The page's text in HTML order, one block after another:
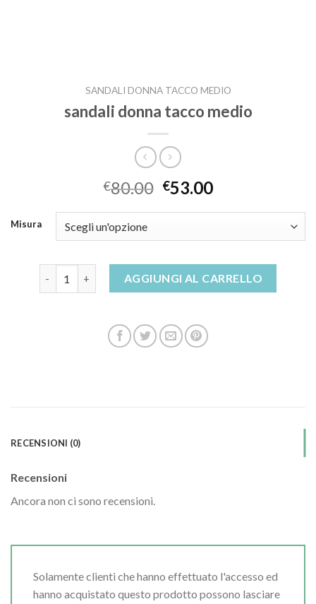
SANDALI DONNA TACCO MEDIO
sandali donna tacco medio
€80.00 €53.00
Misura
sandali donna tacco medio quantità
AGGIUNGI AL CARRELLO
RECENSIONI (0)
Recensioni
Ancora non ci sono recensioni.
Solamente clienti che hanno effettuato l'accesso ed
hanno acquistato questo prodotto possono lasciare